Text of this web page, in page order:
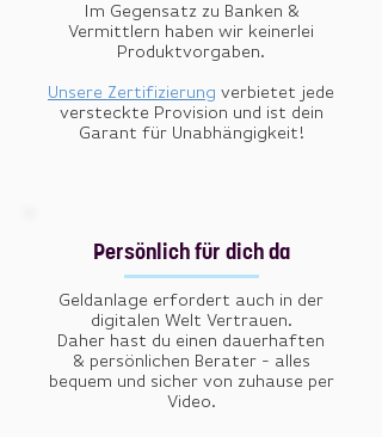
Im Gegensatz zu Banken &
Vermittlern haben wir keinerlei
Produktvorgaben.
Unsere Zertifizierung verbietet jede
versteckte Provision und ist dein
Garant für Unabhängigkeit!
Persönlich für dich da
Geldanlage erfordert auch in der
digitalen Welt Vertrauen.
Daher hast du einen dauerhaften
& persönlichen Berater - alles
bequem und sicher von zuhause per
Video.